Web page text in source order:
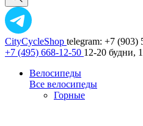
CityCycleShop telegram: +7 (903)
+7 (495) 668-12-50 12-20 будни,
Велосипеды
Все велосипеды
Горные